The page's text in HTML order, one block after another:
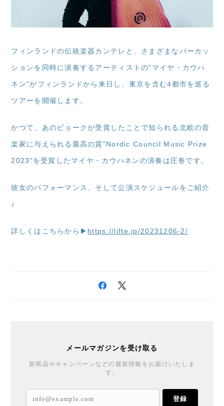
フィンランドの伝統楽器カンテレと、さまざまなパーカッ
ションを同時に演奏するアーティストの"マイヤ・カウハ
ネン"がフィンランドから来日し、東京を含む4都市を巡る
ツアーを開催します。
かつて、あのビョークが受賞したことで知られる北欧の音
楽家に与えられる最高の賞"Nordic Council Music Prize
2023"を受賞したマイヤ・カウハネンの演奏は圧巻です。
彼女のパフォーマンス、そして公演スケジュールをご紹介
♪
詳しくはこちらから▶ https://lifte.jp/20231206-2/
メールマガジンを受け取る
新商品やキャンペーンなどの最新情報をお届けいたしま
す。
登録